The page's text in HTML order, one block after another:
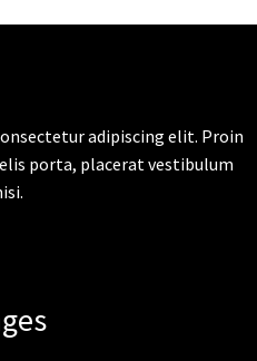
adipiscing elit. Proin
porta, placerat vestibulum